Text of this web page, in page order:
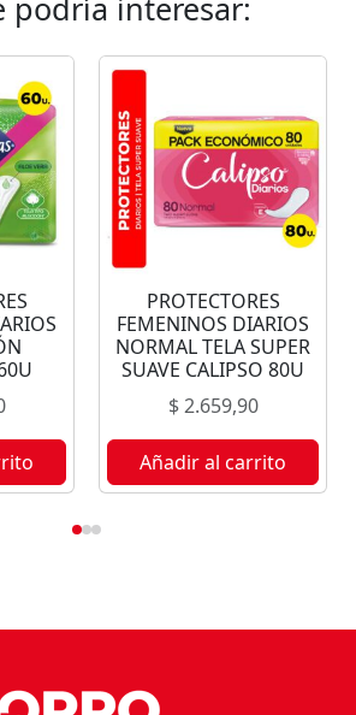
podría interesar:
PROTECTORES
FEMENINOS DIARIOS
NORMAL TELA SUPER
SUAVE CALIPSO 80U
$2.659,90
Añadir al carrito